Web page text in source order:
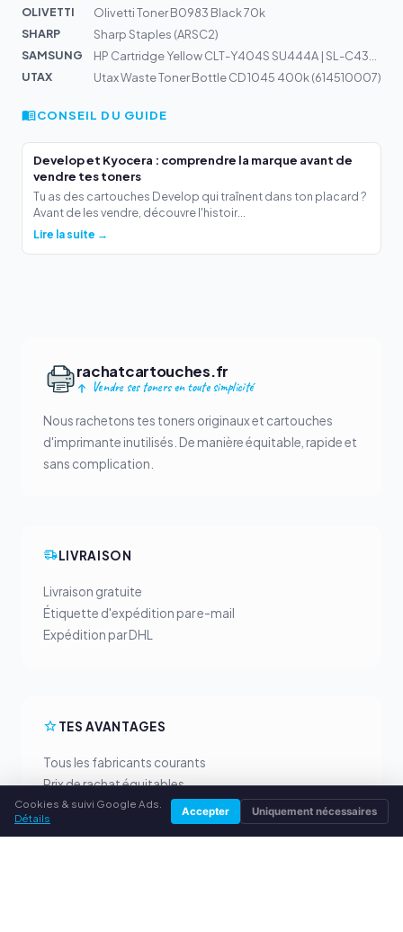
OLIVETTI
Olivetti Toner B0983 Black 70k
SHARP
Sharp Staples (ARSC2)
SAMSUNG
HP Cartridge Yellow CLT-Y404S SU444A | SL-C430, C480
UTAX
Utax Waste Toner Bottle CD 1045 400k (614510007)
CONSEIL DU GUIDE
Develop et Kyocera : comprendre la marque avant de
vendre tes toners
Tu as des cartouches Develop qui traînent dans ton placard ?
Avant de les vendre, découvre l'histoir...
Lire la suite →
rachatcartouches.fr
Vendre ses toners en toute simplicité
Nous rachetons tes toners originaux et cartouches
d'imprimante inutilisés. De manière équitable, rapide et
sans complication.
LIVRAISON
Livraison gratuite
Étiquette d'expédition par e-mail
Expédition par DHL
TES AVANTAGES
Tous les fabricants courants
Prix de rachat équitables
Paiement anticipé par PayPal
Conseil personnalisé
Cookies & suivi Google Ads.
Détails
Accepter Uniquement nécessaires